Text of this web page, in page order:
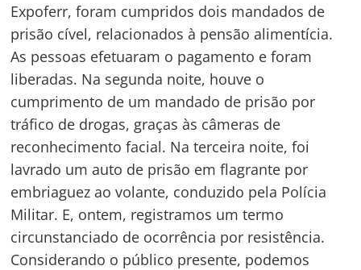
Expoferr, foram cumpridos dois mandados de
prisão cível, relacionados à pensão alimentícia.
As pessoas efetuaram o pagamento e foram
liberadas. Na segunda noite, houve o
cumprimento de um mandado de prisão por
tráfico de drogas, graças às câmeras de
reconhecimento facial. Na terceira noite, foi
lavrado um auto de prisão em flagrante por
embriaguez ao volante, conduzido pela Polícia
Militar. E, ontem, registramos um termo
circunstanciado de ocorrência por resistência.
Considerando o público presente, podemos